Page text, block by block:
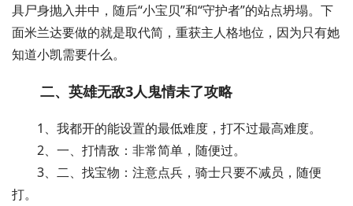
具尸身抛入井中，随后“小宝贝”和“守护者”的站点坍塌。下
面米兰达要做的就是取代简，重获主人格地位，因为只有她
知道小凯需要什么。
二、英雄无敌3人鬼情未了攻略
1、我都开的能设置的最低难度，打不过最高难度。
2、一、打情敌：非常简单，随便过。
3、二、找宝物：注意点兵，骑士只要不减员，随便
打。